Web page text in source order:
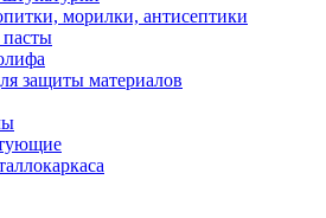
морилки, антисептики
защиты материалов